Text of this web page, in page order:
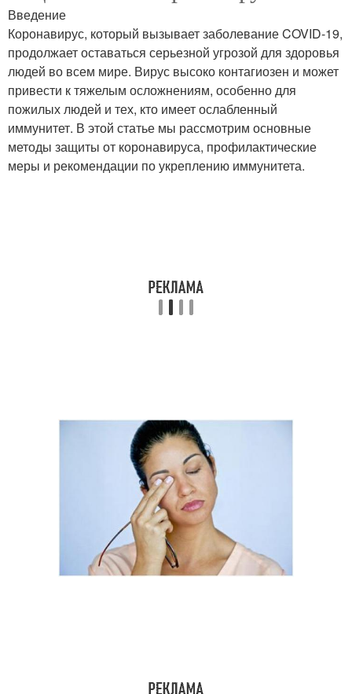
Введение
Коронавирус, который вызывает заболевание COVID-19,
продолжает оставаться серьезной угрозой для здоровья
людей во всем мире. Вирус высоко контагиозен и может
привести к тяжелым осложнениям, особенно для
пожилых людей и тех, кто имеет ослабленный
иммунитет. В этой статье мы рассмотрим основные
методы защиты от коронавируса, профилактические
меры и рекомендации по укреплению иммунитета.